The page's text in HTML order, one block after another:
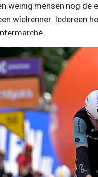
weinig mensen nog de
wielrenner. Iedereen